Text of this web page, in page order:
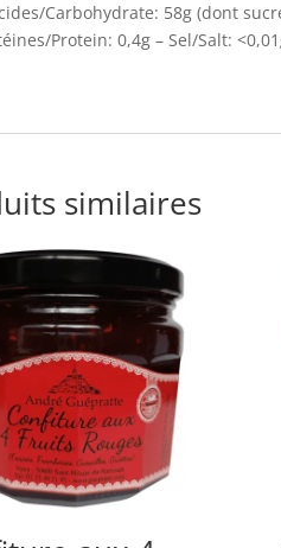
Carbohydrate: 58g (dont
Protein: 0,4g – Sel/Salt:
similaires